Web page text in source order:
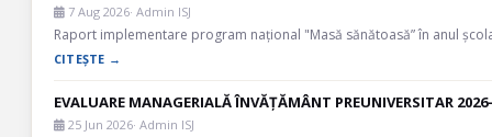
7 Aug 2026· Admin ISJ
Raport implementare program național "Masă sănătoasă” în anul
CITEȘTE →
EVALUARE MANAGERIALĂ ÎNVĂȚĂMÂNT PREUNIVERSITAR
25 Jun 2026· Admin ISJ